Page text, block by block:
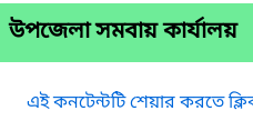
উপজেলা সমবায় কার্যালয়
এই কনটেন্টটি শেয়ার করতে